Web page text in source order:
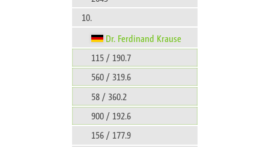
10.
Dr. Ferdinand Krause
115 / 190.7
560 / 319.6
58 / 360.2
900 / 192.6
156 / 177.9